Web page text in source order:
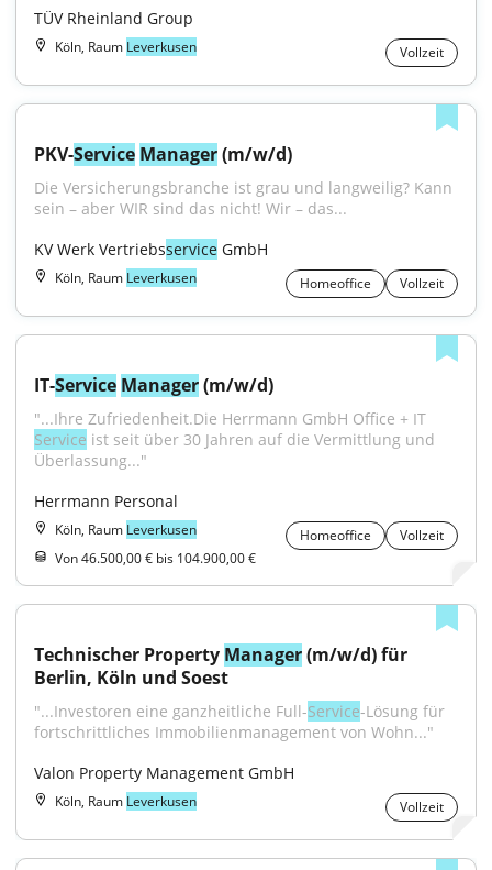
TÜV Rheinland Group
Köln, Raum Leverkusen Vollzeit
PKV-Service Manager (m/w/d)
Die Versicherungsbranche ist grau und langweilig? Kann
sein – aber WIR sind das nicht! Wir – das...
KV Werk Vertriebsservice GmbH
Köln, Raum Leverkusen Homeoffice Vollzeit
IT-Service Manager (m/w/d)
Service ist seit über 30 Jahren auf die Vermittlung und
Überlassung..."
Herrmann Personal
Köln, Raum Leverkusen Homeoffice
Vollzeit
Von 46.500,00 € bis 104.900,00 €
Technischer Property Manager (m/w/d) für
Berlin, Köln und Soest
"...Investoren eine ganzheitliche Full-Service-Lösung für
fortschrittliches Immobilienmanagement von Wohn..."
Valon Property Management GmbH
Köln, Raum Leverkusen Vollzeit